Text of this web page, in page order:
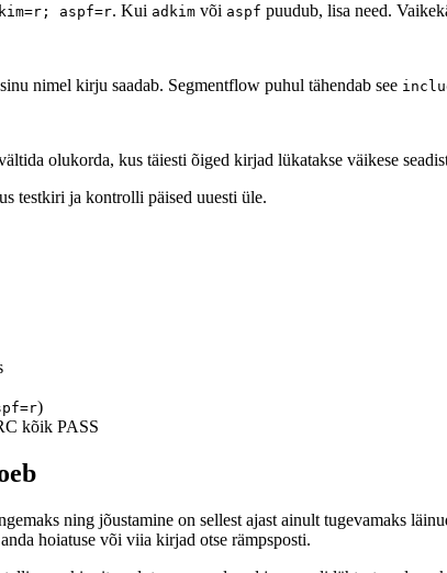
aspf=r. Kui adkim või aspf puudub, lisa need.
nimel kirju saadab. Segmentflow puhul tähendab see
olukorda, kus täiesti õiged kirjad lükatakse väikese
testkiri ja kontrolli päised uuesti üle.
)
kõik PASS
ning jõustamine on sellest ajast ainult tugevamaks
hoiatuse või viia kirjad otse rämpsposti.